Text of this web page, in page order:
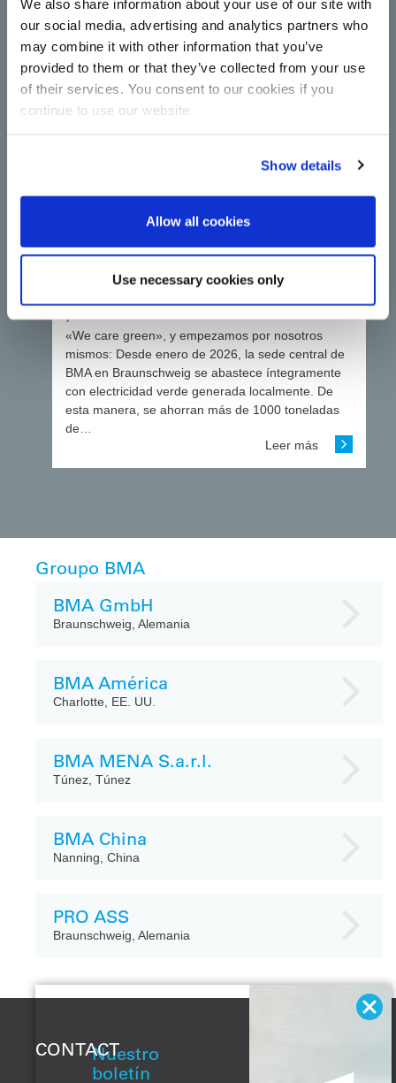
We also share information about your use of our site with
our social media, advertising and analytics partners who
may combine it with other information that you’ve
provided to them or that they’ve collected from your use
of their services. You consent to our cookies if you
continue to use our website.
Show details
Allow all cookies
Use necessary cookies only
Las centrífugas aumentan la capacidad y la
eficiencia energética de la producción de azúcar:
Modernización en Çorum Şeker con nuevas
Leer más
Un paso importante de
descarbonización: BMA apuesta
por la electricidad verde
«We care green», y empezamos por nosotros
mismos: Desde enero de 2026, la sede central de
BMA en Braunschweig se abastece íntegramente
con electricidad verde generada localmente. De
esta manera, se ahorran más de 1000 toneladas
de…
Leer más
Groupo BMA
BMA GmbH
Braunschweig, Alemania
BMA América
Charlotte, EE. UU.
BMA MENA S.a.r.l.
Túnez, Túnez
BMA China
Nanning, China
PRO ASS
Braunschweig, Alemania
Nuestro
boletín
CONTACT